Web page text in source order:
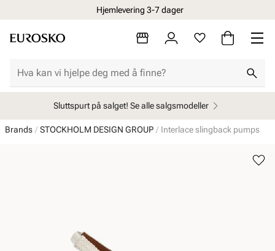
Hjemlevering 3-7 dager
Sluttspurt på salget! Se alle salgsmodeller
Brands STOCKHOLM DESIGN GROUP Interlace slingback pumps